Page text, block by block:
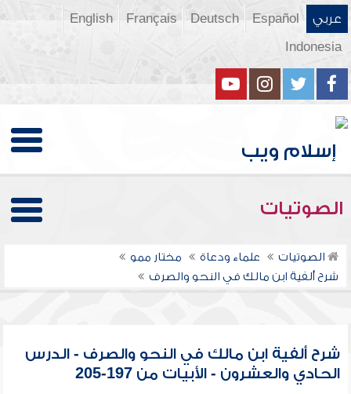
عربي Español
Deutsch
Français
English
Indonesia
الصوتيات
الصوتيات علماء ودعاة
مختار ممو
شرح ألفية ابن مالك في النحو والصرف
شرح ألفية ابن مالك في النحو والصرف - الدرس
الحادي والعشرون - الأبيات من 197-205